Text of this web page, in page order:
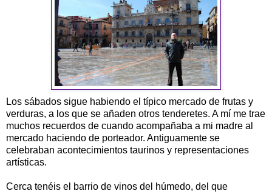
Los sábados sigue habiendo el típico mercado de frutas y
verduras, a los que se añaden otros tenderetes. A mí me trae
muchos recuerdos de cuando acompañaba a mi madre al
mercado haciendo de porteador. Antiguamente se
celebraban acontecimientos taurinos y representaciones
artísticas.
Cerca tenéis el barrio de vinos del húmedo, del que